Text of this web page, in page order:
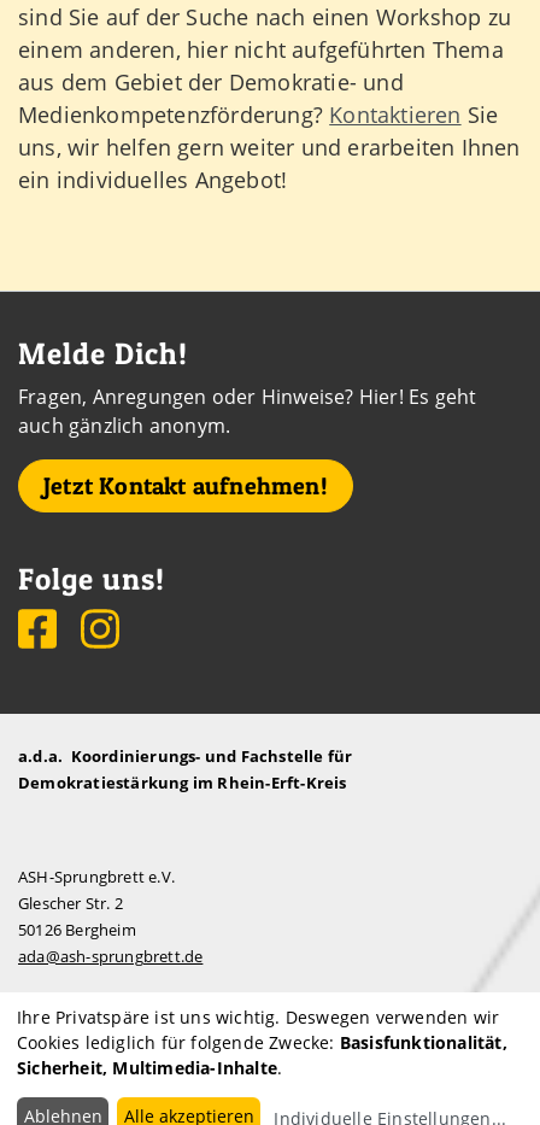
sind Sie auf der Suche nach einen Workshop zu
einem anderen, hier nicht aufgeführten Thema
aus dem Gebiet der Demokratie- und
Medienkompetenzförderung? Kontaktieren Sie
uns, wir helfen gern weiter und erarbeiten Ihnen
ein individuelles Angebot!
Melde Dich!
Fragen, Anregungen oder Hinweise? Hier! Es geht
auch gänzlich anonym.
Jetzt Kontakt aufnehmen!
Folge uns!
a.d.a. Koordinierungs- und Fachstelle für
Demokratiestärkung im Rhein-Erft-Kreis
ASH-Sprungbrett e.V.
Glescher Str. 2
50126 Bergheim
ada@ash-sprungbrett.de
Impressum
Datenschutzerklärung
Privatsphäre-Einstellungen
Ihre Privatspäre ist uns wichtig. Deswegen verwenden wir
Cookies lediglich für folgende Zwecke: Basisfunktionalität,
Sicherheit, Multimedia-Inhalte.
Ablehnen Alle akzeptieren Individuelle Einstellungen...